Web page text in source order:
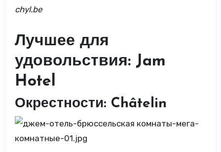
chyl.be
Лучшее для
удовольствия: Jam
Hotel
Окрестности: Châtelin